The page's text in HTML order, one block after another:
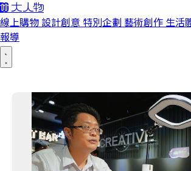
線上購物 設計創意 特別企劃 藝術創作 生活
報導